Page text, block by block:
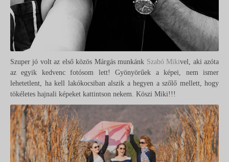
Szuper jó volt az első közös Márgás munkánk Szabó Mikivel, aki azóta
az egyik kedvenc fotósom lett! Gyönyörűek a képei, nem ismer
lehetetlent, ha kell lakókocsiban alszik a hegyen a szőlő mellett, hogy
tökéletes hajnali képeket kattintson nekem. Köszi Miki!!!